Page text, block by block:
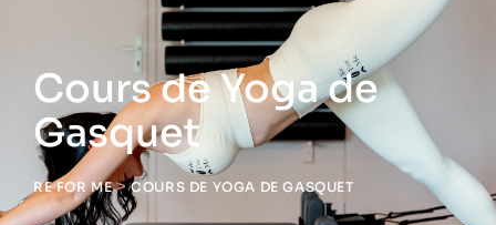
Cours de Yoga de
Gasquet
RE FOR ME>COURS DE YOGA DE GASQUET